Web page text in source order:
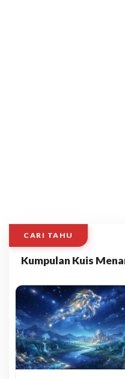
CARI TAHU
Kumpulan Kuis